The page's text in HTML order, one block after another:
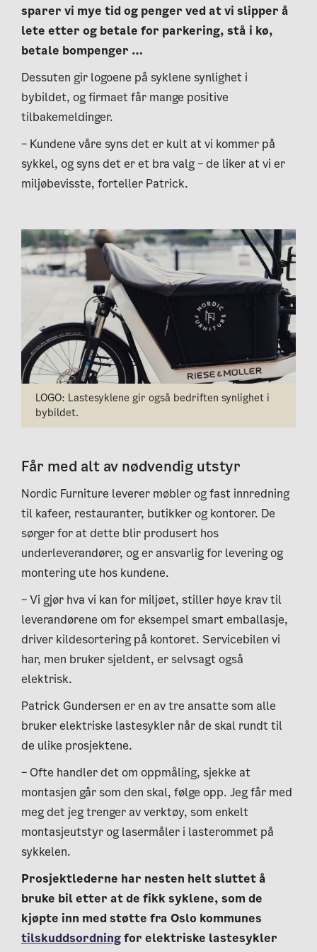
sparer vi mye tid og penger ved at vi slipper å
lete etter og betale for parkering, stå i kø,
betale bompenger …
Dessuten gir logoene på syklene synlighet i
bybildet, og firmaet får mange positive
tilbakemeldinger.
– Kundene våre syns det er kult at vi kommer på
sykkel, og syns det er et bra valg – de liker at vi er
miljøbevisste, forteller Patrick.
LOGO: Lastesyklene gir også bedriften synlighet i
bybildet.
Får med alt av nødvendig utstyr
Nordic Furniture leverer møbler og fast innredning
til kafeer, restauranter, butikker og kontorer. De
sørger for at dette blir produsert hos
underleverandører, og er ansvarlig for levering og
montering ute hos kundene.
– Vi gjør hva vi kan for miljøet, stiller høye krav til
leverandørene om for eksempel smart emballasje,
driver kildesortering på kontoret. Servicebilen vi
har, men bruker sjeldent, er selvsagt også
elektrisk.
Patrick Gundersen er en av tre ansatte som alle
bruker elektriske lastesykler når de skal rundt til
de ulike prosjektene.
– Ofte handler det om oppmåling, sjekke at
montasjen går som den skal, følge opp. Jeg får med
meg det jeg trenger av verktøy, som enkelt
montasjeutstyr og lasermåler i lasterommet på
sykkelen.
Prosjektlederne har nesten helt sluttet å
bruke bil etter at de fikk syklene, som de
kjøpte inn med støtte fra Oslo kommunes
tilskuddsordningfor elektriske lastesykler